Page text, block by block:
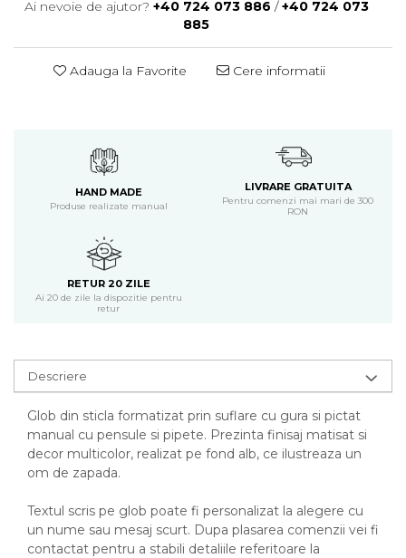
Ai nevoie de ajutor? +40 724 073 886 /+40 724 073
885
Adauga la Favorite Cere informatii
HAND MADE
Produse realizate manual
LIVRARE GRATUITA
Pentru comenzi mai mari de 300
RON
RETUR 20 ZILE
Ai 20 de zile la dispozitie pentru
retur
Descriere
Glob din sticla formatizat prin suflare cu gura si pictat
manual cu pensule si pipete. Prezinta finisaj matisat si
decor multicolor, realizat pe fond alb, ce ilustreaza un
om de zapada.
Textul scris pe glob poate fi personalizat la alegere cu
un nume sau mesaj scurt. Dupa plasarea comenzii vei fi
contactat pentru a stabili detaliile referitoare la